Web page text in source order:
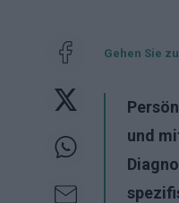
Gehen Sie
und